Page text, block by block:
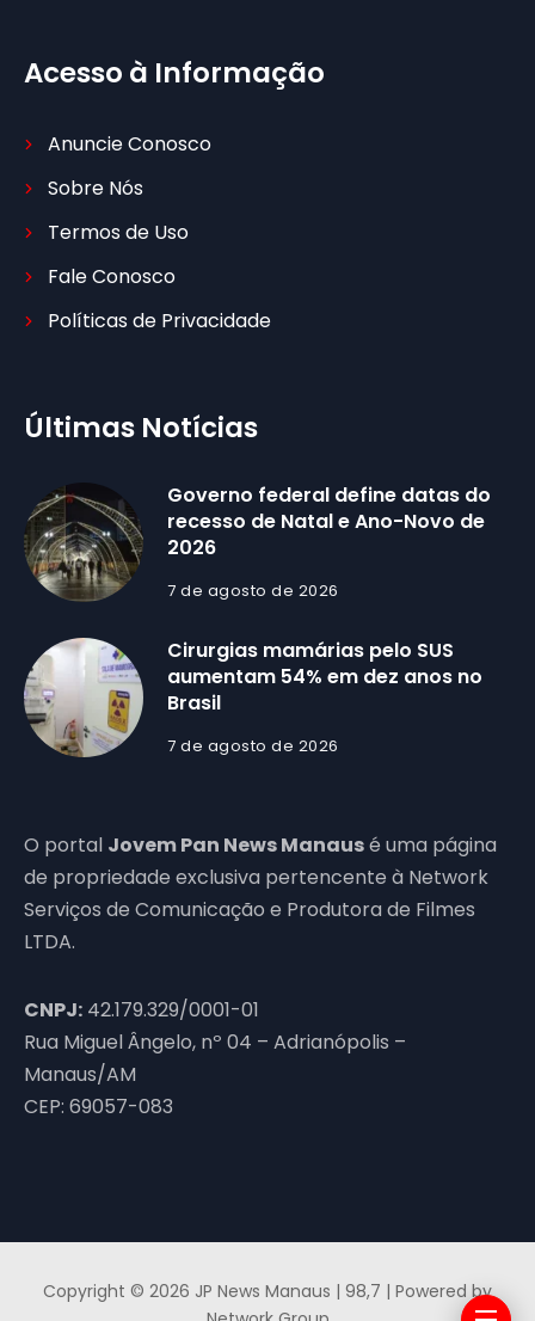
Acesso à Informação
Anuncie Conosco
Sobre Nós
Termos de Uso
Fale Conosco
Políticas de Privacidade
Últimas Notícias
Governo federal define datas do
recesso de Natal e Ano-Novo de
2026
7 de agosto de 2026
Cirurgias mamárias pelo SUS
aumentam 54% em dez anos no
Brasil
7 de agosto de 2026
O portal Jovem Pan News Manausé uma página
de propriedade exclusiva pertencente à Network
Serviços de Comunicação e Produtora de Filmes
LTDA.
CNPJ: 42.179.329/0001-01
Rua Miguel Ângelo, nº 04 – Adrianópolis –
Manaus/AM
CEP: 69057-083
Copyright © 2026 JP News Manaus | 98,7 | Powered by